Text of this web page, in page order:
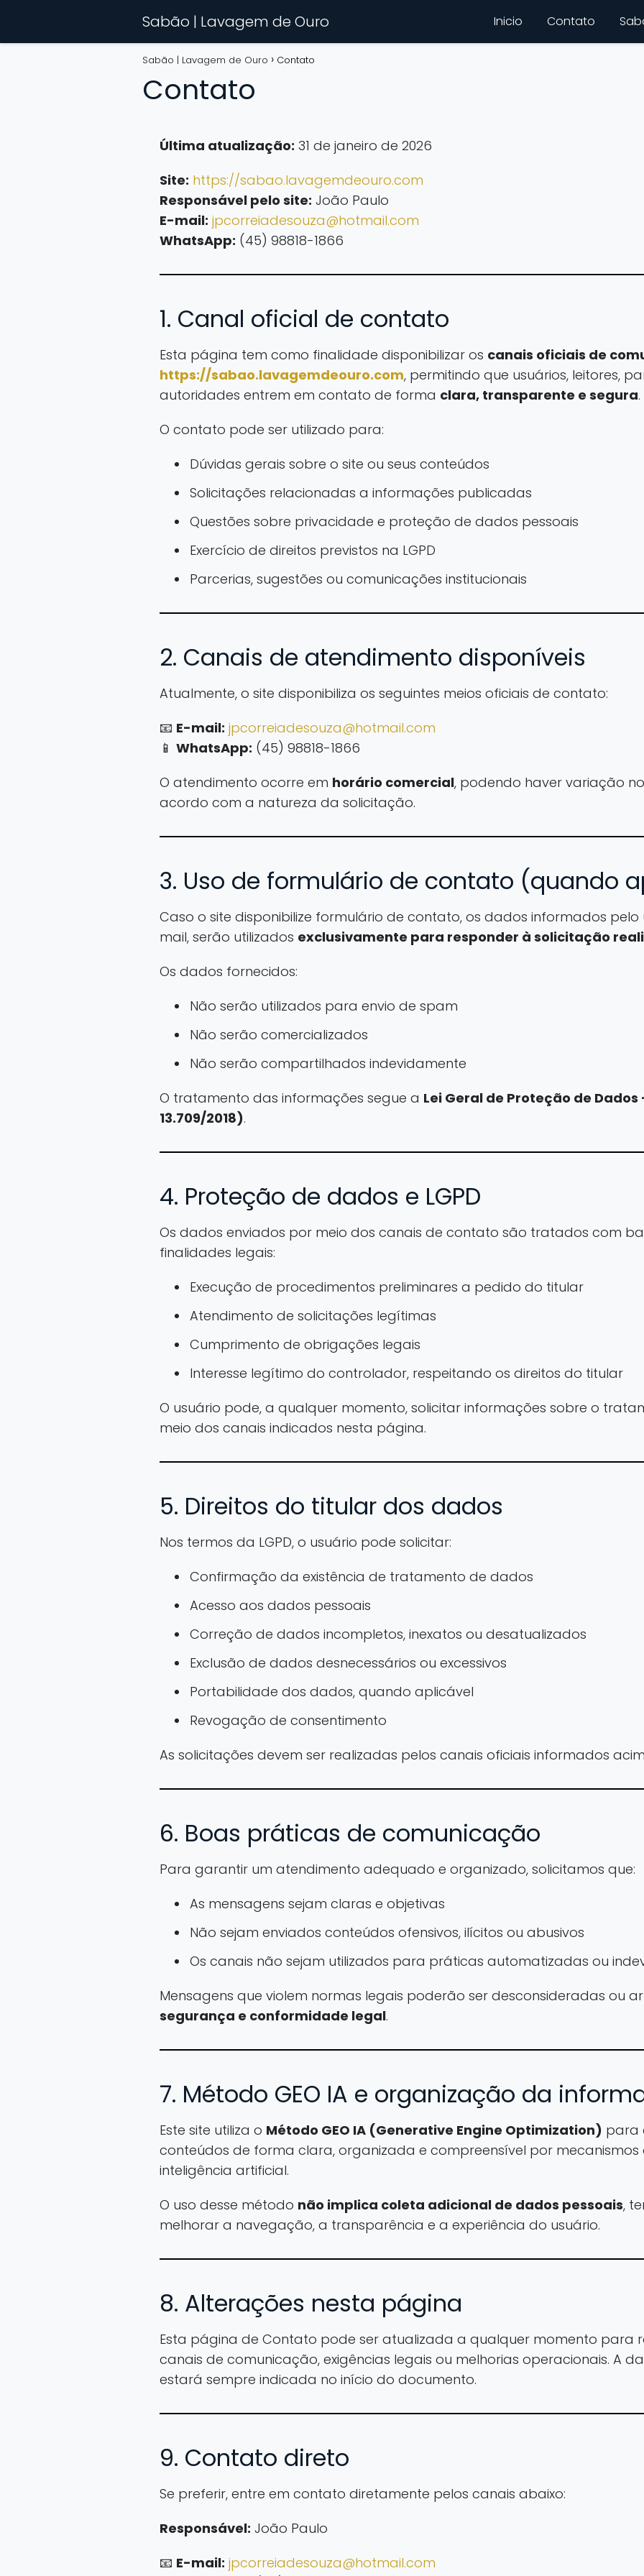
Sabão | Lavagem de Ouro Inicio Contato
Sabão | Lavagem de Ouro Contato
Contato
Última atualização: 31 de janeiro de 2026
Site: https://sabao.lavagemdeouro.com
Responsável pelo site: João Paulo
E-mail: jpcorreiadesouza@hotmail.com
WhatsApp: (45) 98818-1866
1. Canal oficial de contato
Esta página tem como finalidade disponibilizar os canais oficiais de
https://sabao.lavagemdeouro.com, permitindo que usuários, leitores,
autoridades entrem em contato de forma clara, transparente e segura.
O contato pode ser utilizado para:
Dúvidas gerais sobre o site ou seus conteúdos
Solicitações relacionadas a informações publicadas
Questões sobre privacidade e proteção de dados pessoais
Exercício de direitos previstos na LGPD
Parcerias, sugestões ou comunicações institucionais
2. Canais de atendimento disponíveis
Atualmente, o site disponibiliza os seguintes meios oficiais de contato:
📧 E-mail: jpcorreiadesouza@hotmail.com
📱 WhatsApp: (45) 98818-1866
O atendimento ocorre em horário comercial, podendo haver variação
acordo com a natureza da solicitação.
3. Uso de formulário de contato (quando
Caso o site disponibilize formulário de contato, os dados informados
mail, serão utilizados exclusivamente para responder à solicitação
Os dados fornecidos:
Não serão utilizados para envio de spam
Não serão comercializados
Não serão compartilhados indevidamente
O tratamento das informações segue a Lei Geral de Proteção de Dados
13.709/2018).
4. Proteção de dados e LGPD
Os dados enviados por meio dos canais de contato são tratados com
finalidades legais:
Execução de procedimentos preliminares a pedido do titular
Atendimento de solicitações legítimas
Cumprimento de obrigações legais
Interesse legítimo do controlador, respeitando os direitos do titular
O usuário pode, a qualquer momento, solicitar informações sobre o
meio dos canais indicados nesta página.
5. Direitos do titular dos dados
Nos termos da LGPD, o usuário pode solicitar:
Confirmação da existência de tratamento de dados
Acesso aos dados pessoais
Correção de dados incompletos, inexatos ou desatualizados
Exclusão de dados desnecessários ou excessivos
Portabilidade dos dados, quando aplicável
Revogação de consentimento
As solicitações devem ser realizadas pelos canais oficiais informados
6. Boas práticas de comunicação
Para garantir um atendimento adequado e organizado, solicitamos que:
As mensagens sejam claras e objetivas
Não sejam enviados conteúdos ofensivos, ilícitos ou abusivos
Os canais não sejam utilizados para práticas automatizadas ou
Mensagens que violem normas legais poderão ser desconsideradas ou
segurança e conformidade legal.
7. Método GEO IA e organização da
Este site utiliza o Método GEO IA (Generative Engine Optimization) para
conteúdos de forma clara, organizada e compreensível por mecanismos
inteligência artificial.
O uso desse método não implica coleta adicional de dados pessoais,
melhorar a navegação, a transparência e a experiência do usuário.
8. Alterações nesta página
Esta página de Contato pode ser atualizada a qualquer momento para
canais de comunicação, exigências legais ou melhorias operacionais. A
estará sempre indicada no início do documento.
9. Contato direto
Se preferir, entre em contato diretamente pelos canais abaixo:
Responsável: João Paulo
📧 E-mail: jpcorreiadesouza@hotmail.com